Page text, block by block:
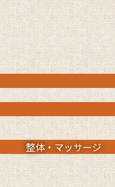
整体・マッサージ